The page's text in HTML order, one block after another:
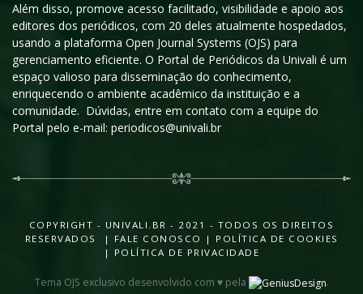
Além disso, promove acesso facilitado, visibilidade e apoio aos
editores dos periódicos, com 20 deles atualmente hospedados,
usando a plataforma Open Journal Systems (OJS) para
gerenciamento eficiente. O Portal de Periódicos da Univali é um
espaço valioso para disseminação do conhecimento,
enriquecendo o ambiente acadêmico da instituição e a
comunidade. Dúvidas, entre em contato com a equipe do
Portal pelo e-mail: periodicos@univali.br
COPYRIGHT - UNIVALI.BR - 2021 - TODOS OS DIREITOS
RESERVADOS |
FALE CONOSCO | POLÍTICA DE COOKIES
| POLÍTICA DE PRIVACIDADE
Tema OJS exclusivo desenvolvido com ♥ pela .